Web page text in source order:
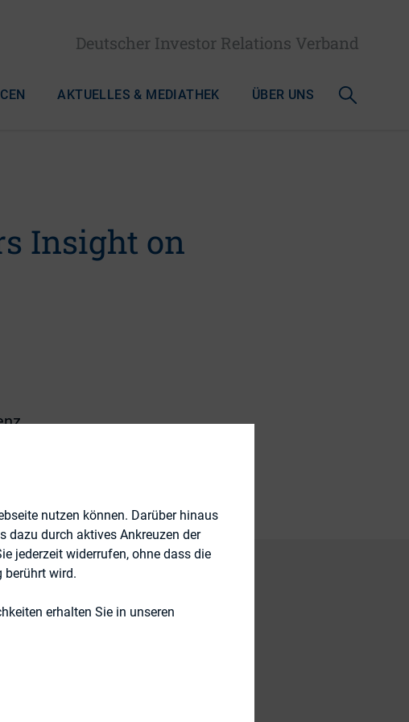
Deutscher Investor Relations Verband
AKTUELLES & MEDIATHEK ÜBER UNS
Insight on
discover the changes
and Asia-Pacific.
(36%) claimed that
18% requested the
nutzen können. Darüber hinaus
dazu durch aktives Ankreuzen der
jederzeit widerrufen, ohne dass die
berührt wird.
erhalten Sie in unseren